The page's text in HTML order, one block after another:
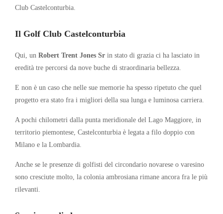
Club Castelconturbia.
Il Golf Club Castelconturbia
Qui, un Robert Trent Jones Sr in stato di grazia ci ha lasciato in
eredità tre percorsi da nove buche di straordinaria bellezza.
E non è un caso che nelle sue memorie ha spesso ripetuto che quel
progetto era stato fra i migliori della sua lunga e luminosa carriera.
A pochi chilometri dalla punta meridionale del Lago Maggiore, in
territorio piemontese, Castelconturbia è legata a filo doppio con
Milano e la Lombardia.
Anche se le presenze di golfisti del circondario novarese o varesino
sono cresciute molto, la colonia ambrosiana rimane ancora fra le più
rilevanti.